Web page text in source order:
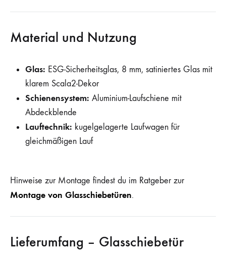
Material und Nutzung
Glas: ESG-Sicherheitsglas, 8 mm, satiniertes Glas mit
klarem Scala2-Dekor
Schienensystem: Aluminium-Laufschiene mit
Abdeckblende
Lauftechnik: kugelgelagerte Laufwagen für
gleichmäßigen Lauf
Hinweise zur Montage findest du im Ratgeber zur
Montage von Glasschiebetüren.
Lieferumfang – Glasschiebetür